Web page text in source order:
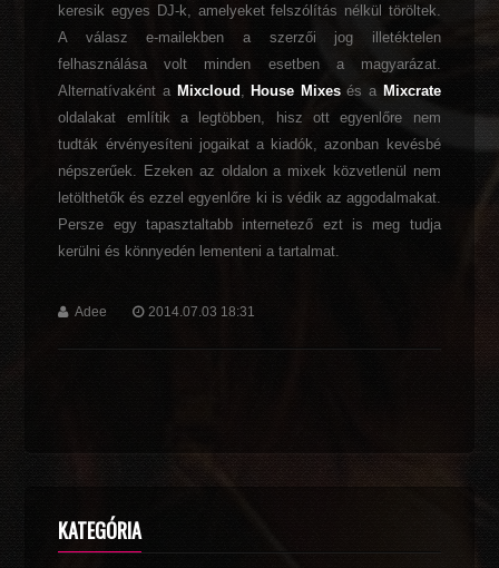
keresik egyes DJ-k, amelyeket felszólítás nélkül töröltek.
A válasz e-mailekben a szerzői jog illetéktelen
felhasználása volt minden esetben a magyarázat.
Alternatívaként a Mixcloud , House Mixesés a Mixcrate
oldalakat említik a legtöbben, hisz ott egyenlőre nem
tudták érvényesíteni jogaikat a kiadók, azonban kevésbé
népszerűek. Ezeken az oldalon a mixek közvetlenül nem
letölthetők és ezzel egyenlőre ki is védik az aggodalmakat.
Persze egy tapasztaltabb internetező ezt is meg tudja
kerülni és könnyedén lementeni a tartalmat.
Adee 2014.07.03 18:31
KATEGÓRIA